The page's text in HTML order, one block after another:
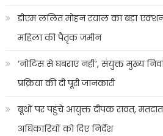
डीएम ललित मोहन रयाल का बड़ा
महिला की पैतृक जमीन
‘नोटिस से घबराएं नहीं’, संयुक्त मुख्य
प्रक्रिया की दी पूरी जानकारी
बूथों पर पहुंचे आयुक्त दीपक रावत,
अधिकारियों को दिए निर्देश